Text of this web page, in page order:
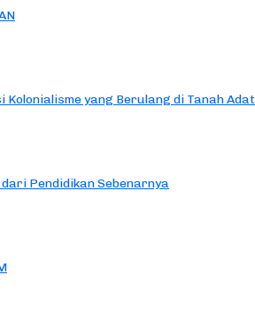
yang Berulang di Tanah Adat
Pendidikan Sebenarnya